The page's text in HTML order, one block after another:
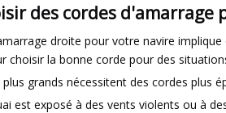
des cordes d'amarrage
droite pour votre navire
choisir la bonne corde pour des
plus grands nécessitent des cordes plus
est exposé à des vents violents ou à